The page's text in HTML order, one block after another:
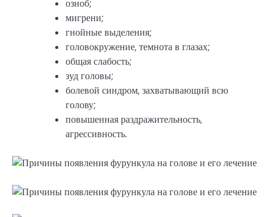
озноб;
мигрени;
гнойные выделения;
головокружение, темнота в глазах;
общая слабость;
зуд головы;
болевой синдром, захватывающий всю
голову;
повышенная раздражительность,
агрессивность.